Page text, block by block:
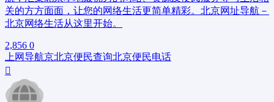
关的方方面面，让您的网络生活更简单精彩。北京网址导航－
北京网络生活从这里开始。
2,856 0
上网导航京北京便民查询北京便民电话